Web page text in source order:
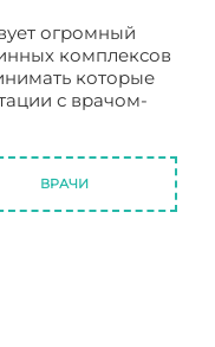
огромный
комплексов
которые
с врачом-
ВРАЧИ